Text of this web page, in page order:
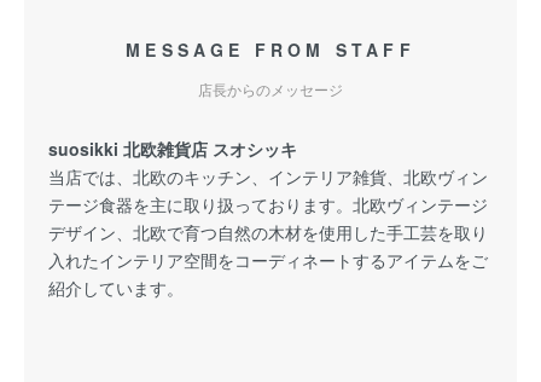
MESSAGE FROM STAFF
店長からのメッセージ
suosikki 北欧雑貨店 スオシッキ
当店では、北欧のキッチン、インテリア雑貨、北欧ヴィン
テージ食器を主に取り扱っております。北欧ヴィンテージ
デザイン、北欧で育つ自然の木材を使用した手工芸を取り
入れたインテリア空間をコーディネートするアイテムをご
紹介しています。